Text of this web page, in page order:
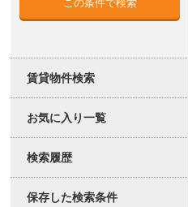
賃貸物件検索
お気に入り一覧
検索履歴
保存した検索条件